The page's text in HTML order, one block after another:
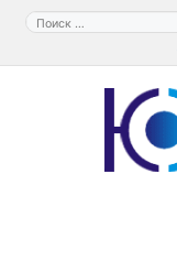
Перейти
содержимому
Поиск: